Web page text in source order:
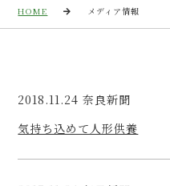
HOME メディア情報
2018.11.24 奈良新聞
気持ち込めて人形供養